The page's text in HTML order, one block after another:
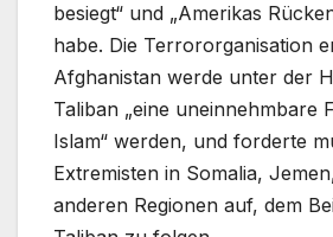
besiegt“ und „Amerikas
habe. Die Terrororganisation
Afghanistan werde unter der
Taliban „eine uneinnehmbare
Islam“ werden, und forderte
Extremisten in Somalia,
anderen Regionen auf, dem